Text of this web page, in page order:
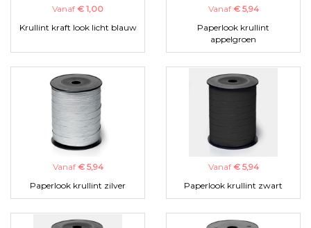
Vanaf € 1,00
Krullint kraft look licht blauw
Vanaf € 5,94
Paperlook krullint
appelgroen
Vanaf € 5,94
Paperlook krullint zilver
Vanaf € 5,94
Paperlook krullint zwart